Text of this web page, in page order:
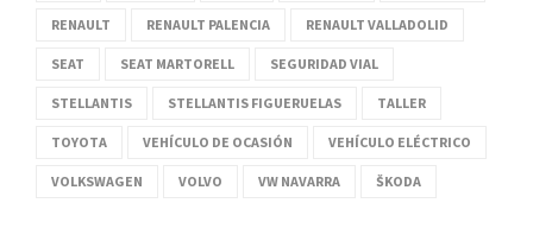
RENAULT RENAULT PALENCIA RENAULT VALLADOLID
SEAT SEAT MARTORELL SEGURIDAD VIAL
STELLANTIS STELLANTIS FIGUERUELAS TALLER
TOYOTA VEHÍCULO DE OCASIÓN VEHÍCULO ELÉCTRICO
VOLKSWAGEN VOLVO VW NAVARRA ŠKODA